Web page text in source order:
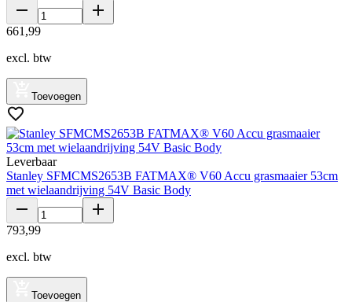
661 ,99
excl. btw
Toevoegen
Leverbaar
Stanley SFMCMS2653B FATMAX® V60 Accu grasmaaier 53cm
met wielaandrijving 54V Basic Body
793,99
excl. btw
Toevoegen